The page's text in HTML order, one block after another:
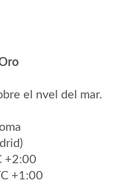
el nvel del mar.
+2:00
+1:00